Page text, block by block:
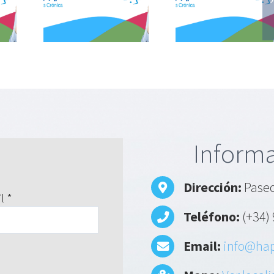
tos crónica:
Enfermedades
cardiacas
tos
*
Dirección:
Teléfono: (+34)
Email: